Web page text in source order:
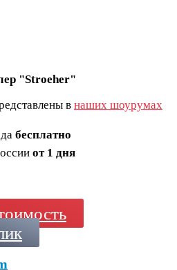
"Stroeher"
в наших шоурумах
бесплатно
от 1 дня